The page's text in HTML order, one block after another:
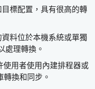
標配置，具有很高的轉
資料位於本機系統或單獨
處理轉換。
使用者使用內建排程器或
換和同步。